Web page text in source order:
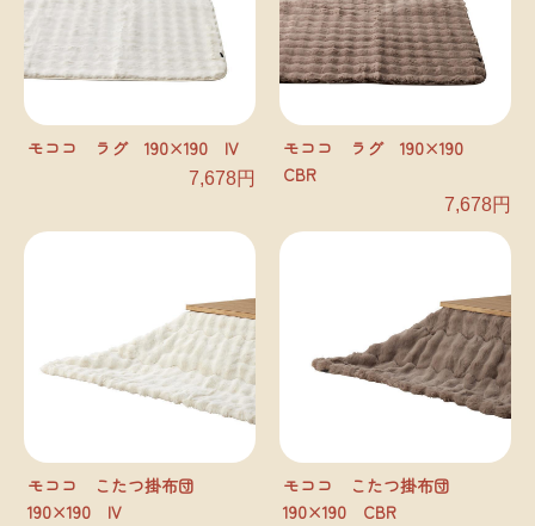
モココ ラグ 190×190 IV
7,678円
モココ ラグ 190×190
CBR
7,678円
モココ こたつ掛布団
190×190 IV
モココ こたつ掛布団
190×190 CBR